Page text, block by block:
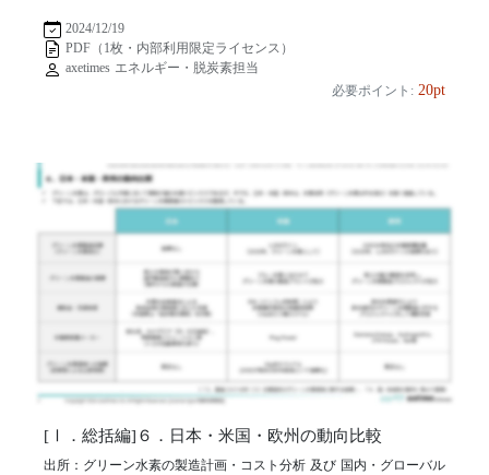
2024/12/19
PDF（1枚・内部利用限定ライセンス）
axetimes エネルギー・脱炭素担当
必要ポイント: 20pt
[Ⅰ．総括編]６．日本・米国・欧州の動向比較
出所：グリーン水素の製造計画・コスト分析 及び 国内・グローバル